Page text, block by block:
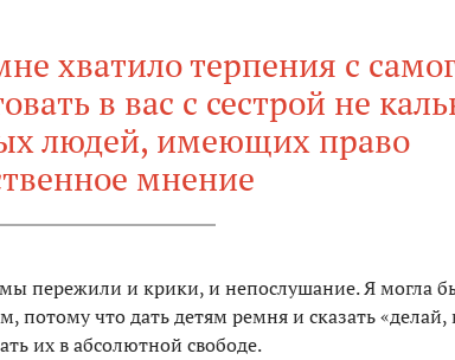
хватило терпения с
в вас с сестрой не
людей, имеющих право
мнение
пережили и крики, и непослушание. Я могла
потому что дать детям ремня и сказать «делай,
их в абсолютной свободе.